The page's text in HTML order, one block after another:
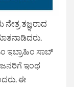
ತಜ್ಞರಾದ
ಇಬ್ರಾಹಿಂ ಸಾಬ್
ಜನರಿಗೆ ಇಂಥ
ಈ